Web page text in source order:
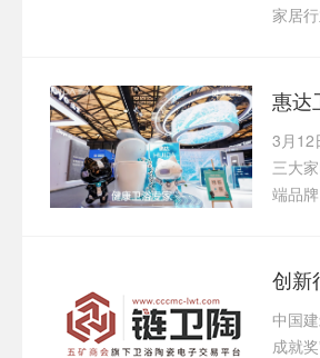
家居
惠达
3月12
三大
端品
中国
成就